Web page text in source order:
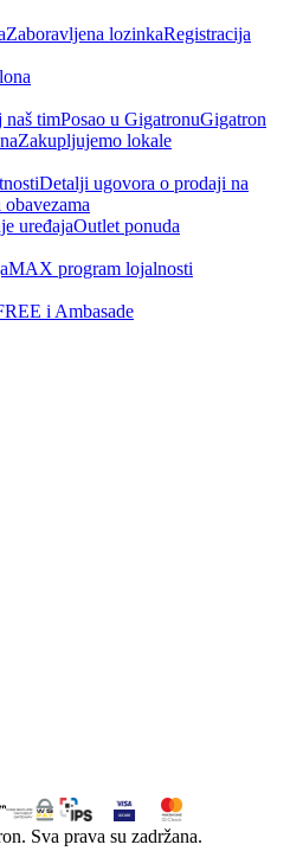
Zaboravljena lozinkaRegistracija
naš timPosao u GigatronuGigatron
Zakupljujemo lokale
Detalji ugovora o prodaji na
uređajaOutlet ponuda
program lojalnosti
i Ambasade
Sva prava su zadržana.